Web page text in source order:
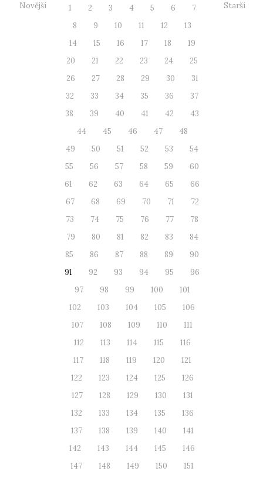
Novější 1 2 3 4 5 6
7
8
9 10 11 12
13
14
15 16 17 18
19
20
21 22 23 24
25
26
27 28 29 30
31
32
33 34 35 36
37
38
39 40 41 42
43
44
45 46 47
48
49
50 51 52 53
54
55
56 57 58 59
60
61
62 63 64 65
66
67
68 69 70 71
72
73
74 75 76 77
78
79
80 81 82 83
84
85
86 87 88 89
90
91
92 93 94 95
96
97
98 99 100
101
102
103 104 105
106
107
108 109 110
111
112
113 114 115
116
117
118 119 120
121
122
123 124 125
126
127
128 129 130
131
132
133 134 135
136
137
138 139 140
141
142
143 144 145
146
147
148 149 150
151
Starší